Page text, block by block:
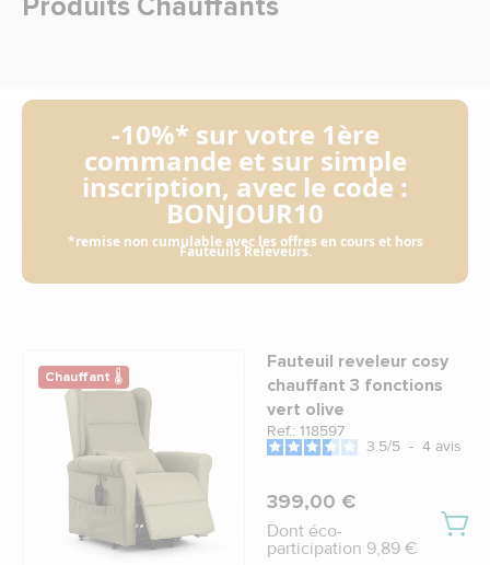
Produits Chauffants
-10%* sur votre 1ère
commande et sur simple
inscription, avec le code :
BONJOUR10
*remise non cumulable avec les offres en cours et hors
Fauteuils Releveurs.
Chauffant 🌡
Fauteuil reveleur cosy
chauffant 3 fonctions
vert olive
Ref.: 118597
3.5/5 - 4 avis
399,00 €
Dont éco-
participation 9,89 €